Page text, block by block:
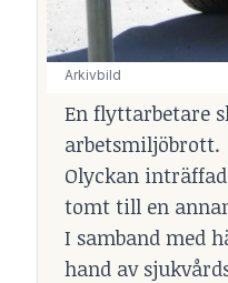
Arkivbild
En flyttarbetare
arbetsmiljöbrott.
Olyckan
tomt till en
I samband med
hand av